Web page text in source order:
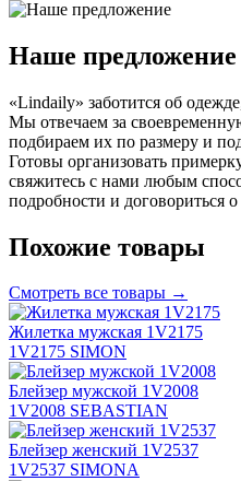
Наше предложение
«Lindaily» заботится об
Мы отвечаем за
подбираем их по размеру и
Готовы организовать
свяжитесь с нами любым
подробности и договориться о
Похожие товары
Смотреть все товары →
Жилетка мужская 1V2175
1V2175 SIMON
Блейзер мужской 1V2008
1V2008 SEBASTIAN
Блейзер женский 1V2537
1V2537 SIMONA